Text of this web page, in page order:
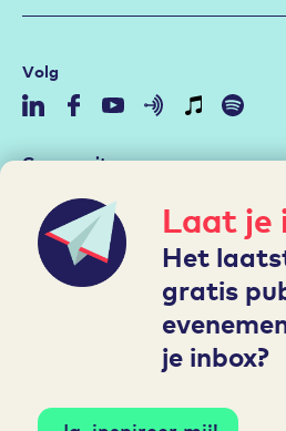
Laat je
Het
gratis
je inbox?
Volg
Community
Duurzame Inzetbaarheid
Aan de slag met de RI&E
Arbeidsmarktstrategie
Leren en Ontwikkelen